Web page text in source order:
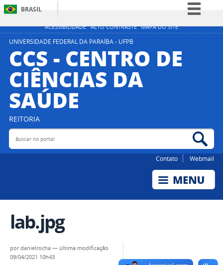
ACESSIBILIDADE ALTO CONTRASTE MAPA DO SITE
BRASIL
Simplifique!
Participe
Acesso à informação
Legislação
UNIVERSIDADE FEDERAL DA PARAÍBA - UFPB
CCS - CENTRO DE
CIÊNCIAS DA
SAÚDE
REITORIA
Buscar no portal
Contato Webmail
lab.jpg
pordanielrocha — última modificação
09/04/2021 10h43